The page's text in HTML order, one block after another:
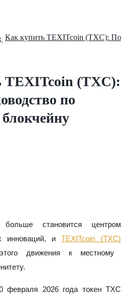
M
TEXITcoin (TXC):
по
становится центром
инноваций, и TEXITcoin (TXC)
движения к местному
февраля 2026 года токен TXC